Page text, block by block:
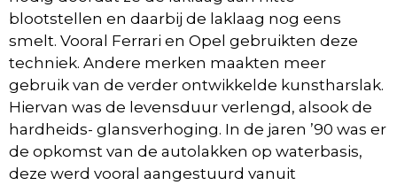
blootstellen en daarbij de laklaag nog eens
smelt. Vooral Ferrari en Opel gebruikten deze
techniek. Andere merken maakten meer
gebruik van de verder ontwikkelde kunstharslak.
Hiervan was de levensduur verlengd, alsook de
hardheids- glansverhoging. In de jaren ’90 was er
de opkomst van de autolakken op waterbasis,
deze werd vooral aangestuurd vanuit